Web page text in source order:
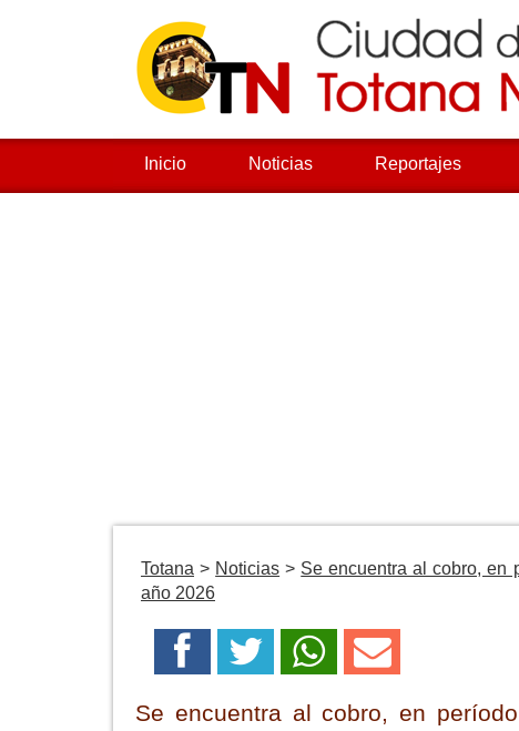
Inicio Noticias Reportajes
Totana > Noticias > Se encuentra al cobro, en
año 2026
Se encuentra al cobro, en